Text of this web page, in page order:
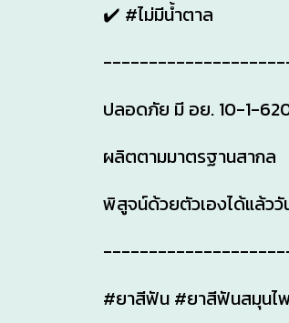
✔️ #ไม่มีน้ำตาล
ปลอดภัย มี อย. 10-1-
ผลิตตามมาตรฐานสากล
พิสูจน์ด้วยตัวเองได้แล้ววั
#ยาสีฟัน #ยาสีฟันสมุนไ